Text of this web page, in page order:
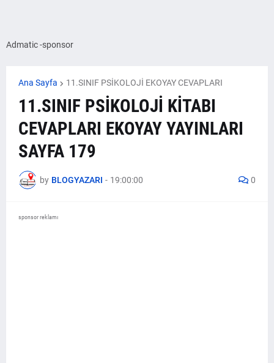
Admatic -sponsor
Ana Sayfa 11.SINIF PSİKOLOJİ EKOYAY CEVAPLARI
11.SINIF PSİKOLOJİ KİTABI
CEVAPLARI EKOYAY YAYINLARI
SAYFA 179
by BLOGYAZARI - 19:00:00 0
sponsor reklamı